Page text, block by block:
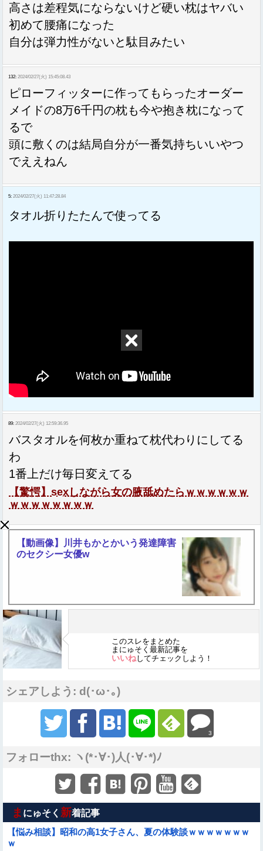
高さは差程気にならないけど硬い枕はヤバい
初めて腰痛になった
自分は弾力性がないと駄目みたい
132: 2024/02/27(火) 15:45:08.43
ピローフィッターに作ってもらったオーダー
メイドの8万6千円の枕も今や抱き枕になって
るで
頭に敷くのは結局自分が一番気持ちいいやつ
でええねん
5: 2024/02/27(火) 11:47:28.84
タオル折りたたんで使ってる
89: 2024/02/27(火) 12:59:36.95
バスタオルを何枚か重ねて枕代わりにしてる
わ
1番上だけ毎日変えてる
【驚愕】sexしながら女の腋舐めたらｗｗｗｗｗｗ
ｗｗｗｗｗｗｗｗ
【動画像】川井もかとかいう発達障害
のセクシー女優w
このスレをまとめた
まにゅそく最新記事を
いいねしてチェックしよう！
シェアしよう: d(･ω･｡)
3
フォローthx: ヽ(*･∀･)人(･∀･*)ﾉ
ま にゅそく 新着記事
【悩み相談】昭和の高1女子さん、夏の体験談ｗｗｗｗｗｗｗ
ｗ